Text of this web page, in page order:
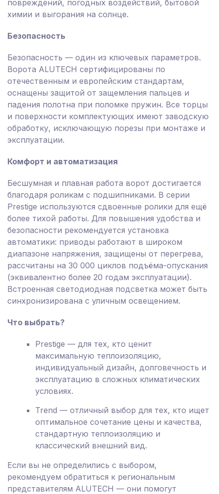
повреждений, погодных воздействий, бытовой
химии и выгорания на солнце.
Безопасность
Безопасность — один из ключевых параметров.
Ворота ALUTECH сертифицированы по
отечественным и европейским стандартам,
оснащены защитой от защемления пальцев и
падения полотна при поломке пружин. Все торцы
и поверхности комплектующих имеют заводскую
обработку, исключающую порезы при монтаже и
эксплуатации.
Комфорт и автоматизация
Бесшумная и плавная работа ворот достигается
благодаря роликам с подшипниками. В серии
Prestige используются сдвоенные ролики для ещё
более тихой работы. Для повышения удобства и
безопасности рекомендуется установка
автоматики: приводы работают в широком
диапазоне напряжения, защищены от перегрева,
рассчитаны на 30 000 циклов подъёма-опускания
(эквивалентно более 20 годам эксплуатации).
Встроенная светодиодная подсветка может быть
синхронизирована с уличным освещением.
Что выбрать?
Prestige — для тех, кто ценит
максимальную теплоизоляцию,
индивидуальный дизайн, долговечность и
эксплуатацию в сложных климатических
условиях.
Trend — отличный выбор для тех, кто ищет
оптимальное сочетание цены и качества,
стандартную теплоизоляцию и
классический внешний вид.
Если вы не определились с выбором,
рекомендуем обратиться к региональным
представителям ALUTECH — они помогут